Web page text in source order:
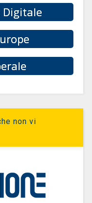
Digitale
non vi